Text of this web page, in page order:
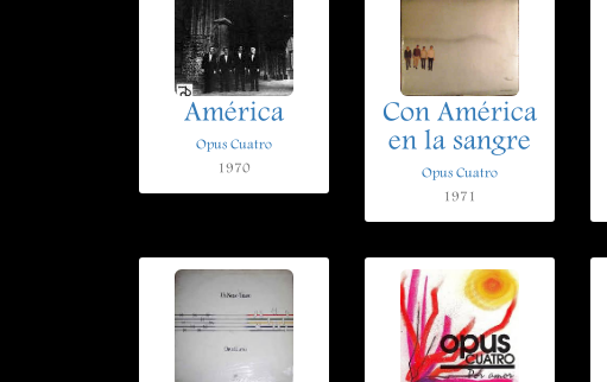
América
Opus Cuatro
1970
Con América
en la sangre
Opus Cuatro
1971